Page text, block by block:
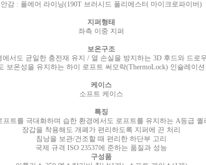
안감 : 폴에어 라이닝(190T 브러시드 폴리에스터 마이크로파이버)
지퍼형태
좌측 이중 지퍼
보온구조
서도 균일한 충전재 유지 / 열 손실을 방지하는 3D 후드와 드로
보온성을 유지하는 하이 로프트 써모락(ThermoLock) 인슐레이션
케이스
소프트 케이스
특징
트를 극대화하며 습한 환경에서도 로프트를 유지하는 A등급
장갑을 착용해도 개폐가 편리하도록 지퍼에 끈 처리
침낭을 보관/건조할 때 편리한 하단부 고리
국제 규격 ISO 23537에 준하는 품질과 성능
구성품